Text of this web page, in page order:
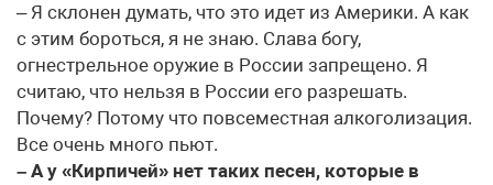
– Я склонен думать, что это идет из Америки. А как
с этим бороться, я не знаю. Слава богу,
огнестрельное оружие в России запрещено. Я
считаю, что нельзя в России его разрешать.
Почему? Потому что повсеместная алкоголизация.
Все очень много пьют.
– А у «Кирпичей» нет таких песен, которые в